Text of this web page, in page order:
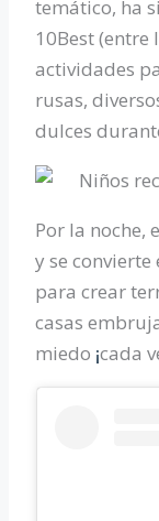
temático, ha
10Best
actividades
rusas,
dulces
Por la noche,
y se
para crear
casas
miedo ¡cada